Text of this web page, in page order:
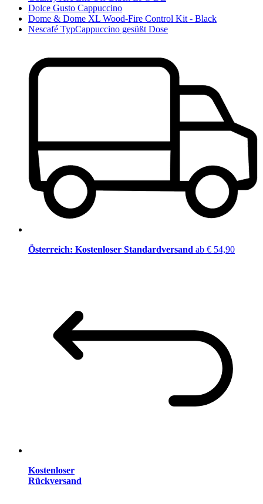
Dolce Gusto Cappuccino
Dome & Dome XL Wood-Fire Control Kit - Black
Nescafé TypCappuccino gesüßt Dose
Österreich: Kostenloser Standardversand ab € 54,90
Kostenloser
Rückversand